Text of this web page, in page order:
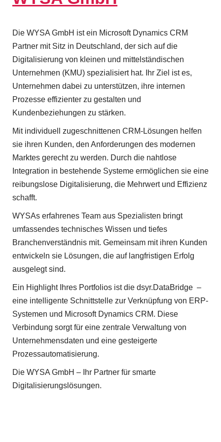
t
B
u
s
i
n
e
s
s
U
s
e
r
F
o
r
u
m
Die WYSA GmbH ist ein Microsoft Dynamics CRM
Partner mit Sitz in Deutschland, der sich auf die
Digitalisierung von kleinen und mittelständischen
Unternehmen (KMU) spezialisiert hat. Ihr Ziel ist es,
Unternehmen dabei zu unterstützen, ihre internen
Prozesse effizienter zu gestalten und
Kundenbeziehungen zu stärken.
Mit individuell zugeschnittenen CRM-Lösungen helfen
sie ihren Kunden, den Anforderungen des modernen
Marktes gerecht zu werden. Durch die nahtlose
Integration in bestehende Systeme ermöglichen sie eine
reibungslose Digitalisierung, die Mehrwert und Effizienz
schafft.
WYSAs erfahrenes Team aus Spezialisten bringt
umfassendes technisches Wissen und tiefes
Branchenverständnis mit. Gemeinsam mit ihren Kunden
entwickeln sie Lösungen, die auf langfristigen Erfolg
ausgelegt sind.
Ein Highlight Ihres Portfolios ist die dsyr.DataBridge –
eine intelligente Schnittstelle zur Verknüpfung von ERP-
Systemen und Microsoft Dynamics CRM. Diese
Verbindung sorgt für eine zentrale Verwaltung von
Unternehmensdaten und eine gesteigerte
Prozessautomatisierung.
Die WYSA GmbH – Ihr Partner für smarte
Digitalisierungslösungen.